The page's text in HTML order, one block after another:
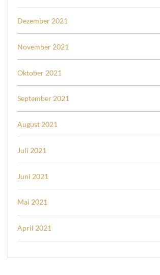
Dezember 2021
November 2021
Oktober 2021
September 2021
August 2021
Juli 2021
Juni 2021
Mai 2021
April 2021